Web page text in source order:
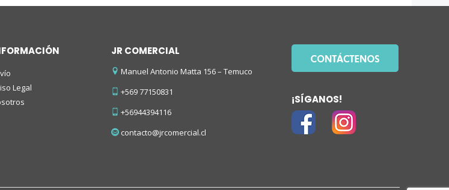
Legal
JR COMERCIAL
Manuel Antonio Matta 156 – Temuco
+569 77150831
+56944394116
contacto@jrcomercial.cl
¡SÍGANOS!